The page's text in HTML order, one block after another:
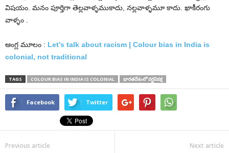
విషయం. మనం పూర్తిగా తెల్లవాళ్ళముకాదు, నల్లవాళ్ళమూ కాదు. ఖాకీరంగు
వాళ్ళం
ఆంగ్ల మూలం : Let’s talk about racism | Colour bias in India is
colonial, not traditional
TAGS COLOUR BIAS IN INDIA IS COLONIAL భారతదేశంలో వర్ణవివక్ష
Facebook Twitter
Previous article Next article